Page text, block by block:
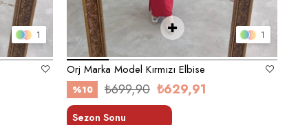
1 1
Orj Marka Model Kırmızı Elbise
%10 ₺629,91
₺699,90
Sezon Sonu